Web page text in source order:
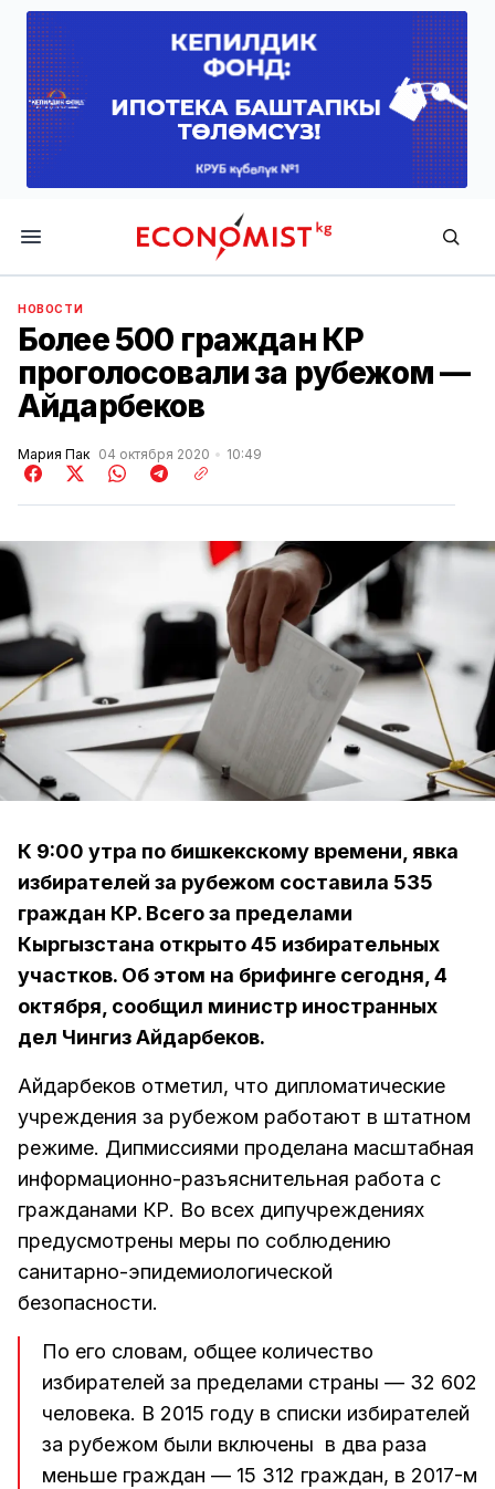
Economist.kg
НОВОСТИ
Более 500 граждан КР
проголосовали за рубежом —
Айдарбеков
Мария Пак 04 октября 2020 10:49
К 9:00 утра по бишкекскому времени, явка
избирателей за рубежом составила 535
граждан КР. Всего за пределами
Кыргызстана открыто 45 избирательных
участков. Об этом на брифинге сегодня, 4
октября, сообщил министр иностранных
дел Чингиз Айдарбеков.
Айдарбеков отметил, что дипломатические
учреждения за рубежом работают в штатном
режиме. Дипмиссиями проделана масштабная
информационно-разъяснительная работа с
гражданами КР. Во всех дипучреждениях
предусмотрены меры по соблюдению
санитарно-эпидемиологической
безопасности.
По его словам, общее количество
избирателей за пределами страны — 32 602
человека. В 2015 году в списки избирателей
за рубежом были включены в два раза
меньше граждан — 15 312 граждан, в 2017-м